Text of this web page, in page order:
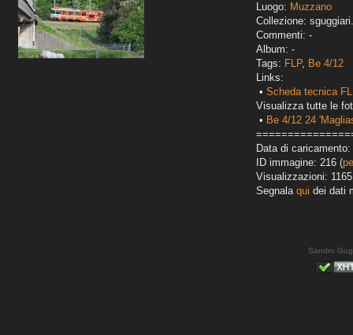
Luogo: Muzzano
Collezione:
Commenti: -
Album: -
Tags: FLP, Be 4/12
Links:
• Scheda tecnica
Visualizza tutte le
• Be 4/12 24
Data di
ID immagine: 216 (
Visualizzazioni: 1165
Segnala qui dei dati
Sandro